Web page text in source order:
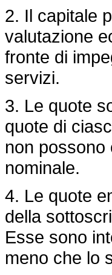
2. Il capitale
valutazione
fronte di
servizi.
3. Le quote
quote di
non
nominale.
4. Le quote
della
Esse sono
meno che lo